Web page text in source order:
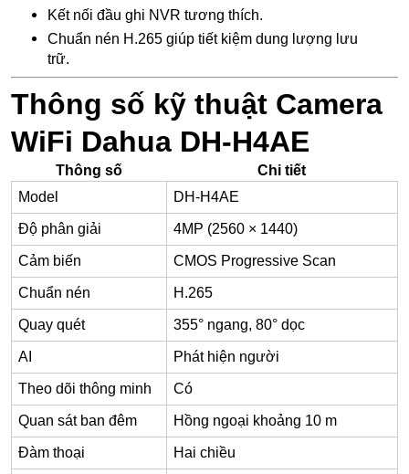
Kết nối đầu ghi NVR tương thích.
Chuẩn nén H.265 giúp tiết kiệm dung lượng lưu
trữ.
Thông số kỹ thuật Camera
WiFi Dahua DH-H4AE
Thông số
Chi tiết
Model
DH-H4AE
Độ phân giải 4MP (2560 × 1440)
Cảm biến CMOS Progressive Scan
Chuẩn nén H.265
Quay quét 355° ngang, 80° dọc
AI Phát hiện người
Theo dõi thông minh Có
Quan sát ban đêm Hồng ngoại khoảng 10 m
Đàm thoại Hai chiều